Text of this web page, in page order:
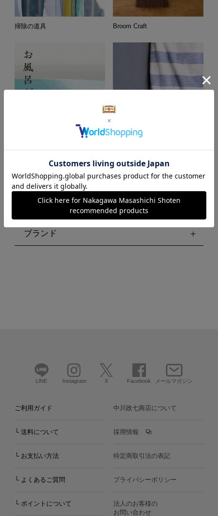
掃除の道具 Broom Craft
ガー
ブランド
LINE Instagram X Facebook メールマガジン
ご利用ガイド
└ 送料について
└ お支払い方法
└ よくあるご質問
└ ポイントについて
中川政七商店について
採用情報
特定商取引法の表記
プライバシーポリシー
法人のお客様の
お問い合わせ